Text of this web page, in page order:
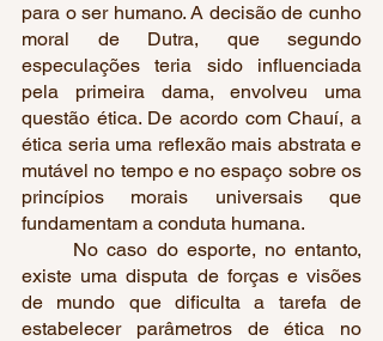
para o ser humano. A decisão de cunho
moral de Dutra, que segundo
especulações teria sido influenciada
pela primeira dama, envolveu uma
questão ética. De acordo com Chauí, a
ética seria uma reflexão mais abstrata e
mutável no tempo e no espaço sobre os
princípios morais universais que
fundamentam a conduta humana.
existe uma disputa de forças e visões
de mundo que dificulta a tarefa de
estabelecer parâmetros de ética no